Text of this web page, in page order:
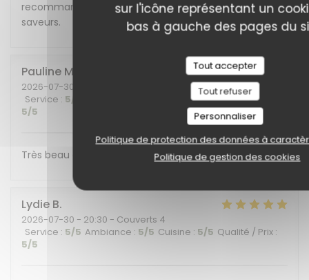
sur l'icône représentant un
bas à gauche des pages du
Tout accepter
Tout refuser
Personnaliser
Politique de protection des données à
Politique de gestion des cookies
recommandons cet endroit plein de charme et de
saveurs.
Pauline M
2026-07-30
Service : 5/5 Cuisine:5/5 Qualité / Prix
5/5
Très beau cadre et belle découverte gustative !
Lydie B
2026-07-30 - 20:30 - Couverts 4
Service : 5/5 Ambiance : 5/5 Cuisine : 5/5 Qualité / Prix :
5/5